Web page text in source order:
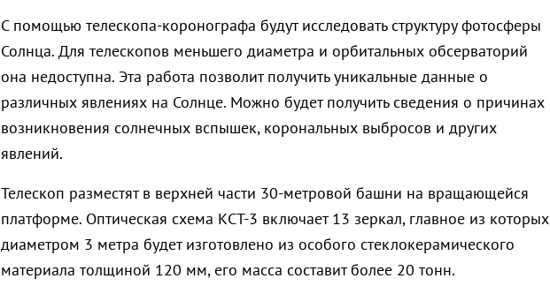
С помощью телескопа-коронографа будут исследовать структуру фотосферы
Солнца. Для телескопов меньшего диаметра и орбитальных обсерваторий
она недоступна. Эта работа позволит получить уникальные данные о
различных явлениях на Солнце. Можно будет получить сведения о причинах
возникновения солнечных вспышек, корональных выбросов и других
явлений.
Телескоп разместят в верхней части 30-метровой башни на вращающейся
платформе. Оптическая схема КСТ-3 включает 13 зеркал, главное из которых
диаметром 3 метра будет изготовлено из особого стеклокерамического
материала толщиной 120 мм, его масса составит более 20 тонн.